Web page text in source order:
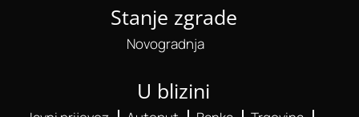
Stanje zgrade
Novogradnja
U blizini